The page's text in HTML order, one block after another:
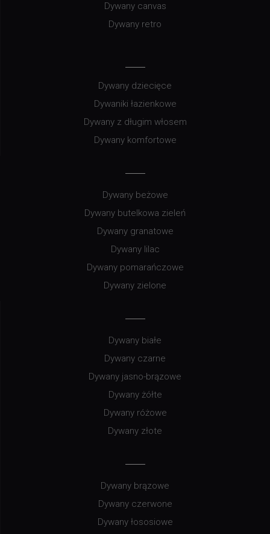
Dywany canvas
Dywany retro
Dywany dziecięce
Dywaniki łazienkowe
Dywany z długim włosem
Dywany komfortowe
Dywany beżowe
Dywany butelkowa zieleń
Dywany granatowe
Dywany lilac
Dywany pomarańczowe
Dywany zielone
Dywany białe
Dywany czarne
Dywany jasno-brązowe
Dywany żółte
Dywany różowe
Dywany złote
Dywany brązowe
Dywany czerwone
Dywany łososiowe